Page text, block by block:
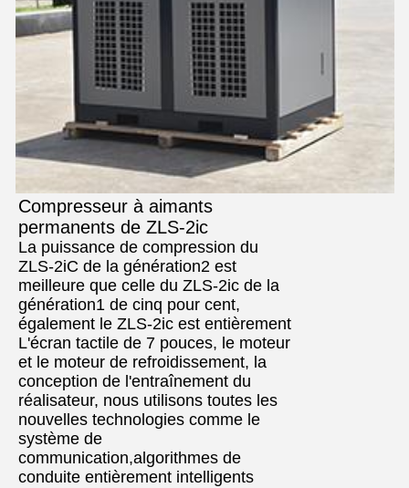
Compresseur à aimants
permanents de ZLS-2ic
La puissance de compression du
ZLS-2iC de la génération2 est
meilleure que celle du ZLS-2ic de la
génération1 de cinq pour cent,
également le ZLS-2ic est entièrement
L'écran tactile de 7 pouces, le moteur
et le moteur de refroidissement, la
conception de l'entraînement du
réalisateur, nous utilisons toutes les
nouvelles technologies comme le
système de
communication,algorithmes de
conduite entièrement intelligents